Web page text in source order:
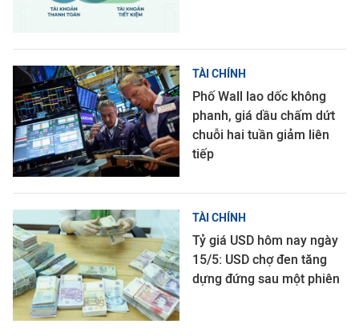
TÀI CHÍNH
Phố Wall lao dốc không
phanh, giá dầu chấm dứt
chuỗi hai tuần giảm liên
tiếp
TÀI CHÍNH
Tỷ giá USD hôm nay ngày
15/5: USD chợ đen tăng
dựng đứng sau một phiên